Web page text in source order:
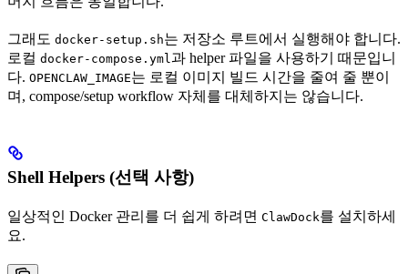
그래도 docker-setup.sh는 저장소 루트에서 실행해야 합니다.
로컬 docker-compose.yml과 helper 파일을 사용하기 때문입니
다. OPENCLAW_IMAGE는 로컬 이미지 빌드 시간을 줄여 줄 뿐이
며, compose/setup workflow 자체를 대체하지는 않습니다.
Shell Helpers (선택 사항)
일상적인 Docker 관리를 더 쉽게 하려면 ClawDock를 설치하세
요.